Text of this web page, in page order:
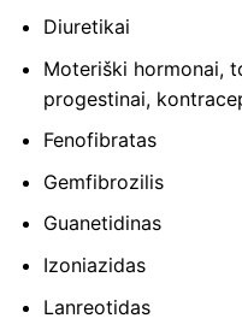
Diuretikai
Moteriški hormonai,
progestinai,
Fenofibratas
Gemfibrozilis
Guanetidinas
Izoniazidas
Lanreotidas